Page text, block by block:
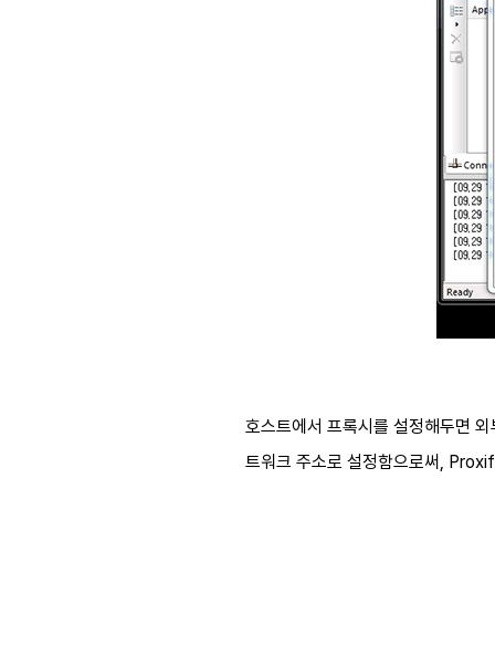
호스트에서 프록시를 설정해두면
트워크 주소로 설정함으로써,